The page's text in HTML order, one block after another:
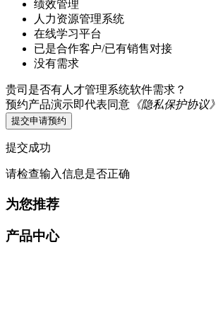
绩效管理
人力资源管理系统
在线学习平台
已是合作客户/已有销售对接
没有需求
贵司是否有人才管理系统软件需求？
预约产品演示即代表同意 《隐私保护协议》
提交申请预约
提交成功
请检查输入信息是否正确
为您推荐
产品中心